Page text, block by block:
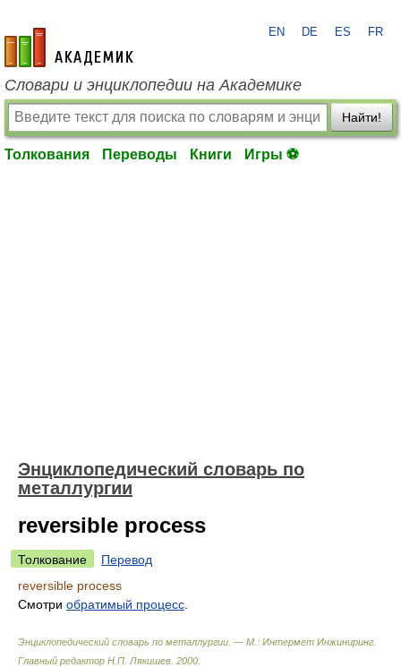
academic.ru
EN DE ES FR
Словари и энциклопедии на Академике
Найти!
Толкования Переводы Книги Игры ⚽
Энциклопедический словарь по
металлургии
reversible process
Толкование
Перевод
reversible process
Смотри обратимый процесс
Энциклопедический словарь по металлургии. — М.: Интермет Инжиниринг
Главный редактор Н.П. Лякишев 2000